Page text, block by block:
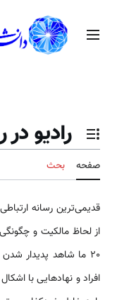
محتوامنوی اصلی
تغییر وضعیت فهرست
رادیو
صفحه بحث
قدیمی‌ترین رسانه
از لحاظ مالکیت و
20 ما شاهد پدیدار
افراد و نهادهایی با